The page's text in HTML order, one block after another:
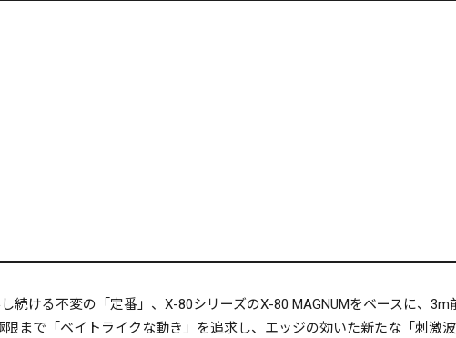
続ける不変の「定番」、X-80シリーズのX-80 MAGNUMをベースに、
まで「ベイトライクな動き」を追求し、エッジの効いた新たな「刺激